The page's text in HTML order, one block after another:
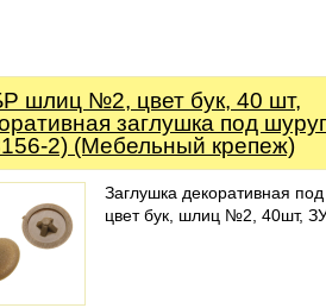
шлиц №2, цвет бук, 40 шт,
заглушка под
2) (Мебельный крепеж)
Заглушка декоративная под
цвет бук, шлиц №2, 40шт,